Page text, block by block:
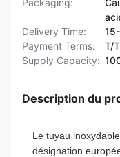
Packaging:
Delivery Time:
Payment Terms:
T/
Supply Capacity:
Description du
Le tuyau
désignation